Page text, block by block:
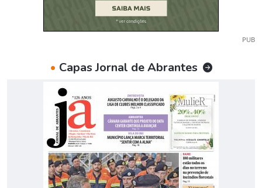
PUB
• Capas Jornal de Abrantes